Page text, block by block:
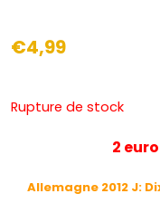
€4,99
Rupture de stock
2
Allemagne 2012 J: